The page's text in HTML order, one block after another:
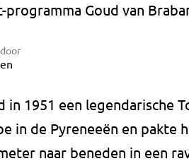
Goud van
in 1951 een legendarische
in de Pyreneeën en pakte
naar beneden in een